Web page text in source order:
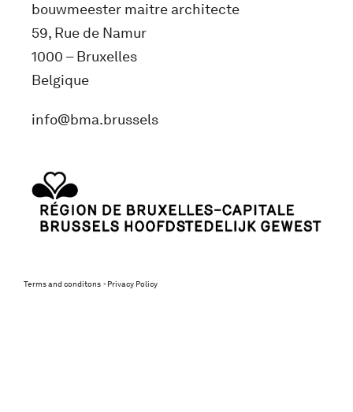
bouwmeester maitre architecte
59, Rue de Namur
1000 – Bruxelles
Belgique
info@bma.brussels
Terms and conditons Privacy Policy